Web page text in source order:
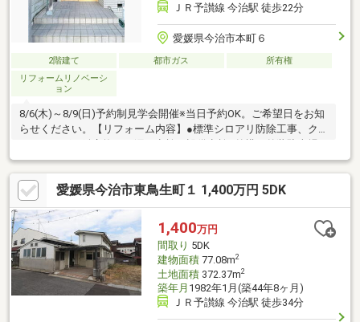
ＪＲ予讃線 今治駅 徒歩22分
愛媛県今治市本町６
2階建て 都市ガス
所有権
リフォームリノベーシ
ョン
8/6(木)～8/9(日)予約制見学会開催※当日予約OK。ご希望日をお知
らせください。【リフォーム内容】●標準シロアリ防除工事、ク
拡張、外壁塗装●水回りシステムキッチン交換、ユニットバス交
換、トイレ交換、洗面化粧台交換●内装間取変更、クロス張替え●
その他設備インターホン設置、照明器具交換【おすすめポイン
ト】・本物件は条件により住宅ローン減税が適用されます。・雨
漏り、構造上主要な部分の欠陥や・腐食、給排水管の故障や漏水
についてお引渡しより２年間保証・シロアリ防除工事施工後5年間
保証・お客様に合わ
愛媛県今治市東鳥生町１ 1,400万円 5DK
1,400万円
間取り 5DK
建物面積77.08m2
土地面積372.37m2
築年月 1982年1月(築44年8ヶ月)
ＪＲ予讃線 今治駅 徒歩34分